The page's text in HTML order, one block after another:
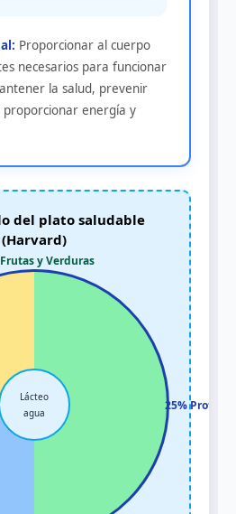
Proporcionar al cuerpo
necesarios para funcionar
la salud, prevenir
energía y
del plato saludable
(Harvard)
Lácteo
agua
y Verduras
25%